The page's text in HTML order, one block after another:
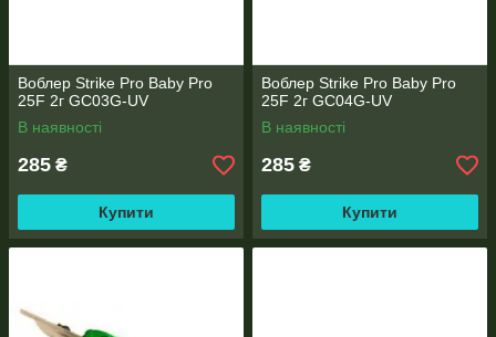
Воблер Strike Pro Baby Pro
25F 2г GC03G-UV
В наявності
285 ₴
Купити
Воблер Strike Pro Baby Pro
25F 2г GC04G-UV
В наявності
285 ₴
Купити